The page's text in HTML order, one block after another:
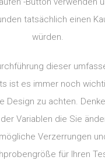
tatsächlich einen
würden.
dieser
ist es immer noch
Design zu achten.
Variablen die Sie
Verzerrungen
für Ihren